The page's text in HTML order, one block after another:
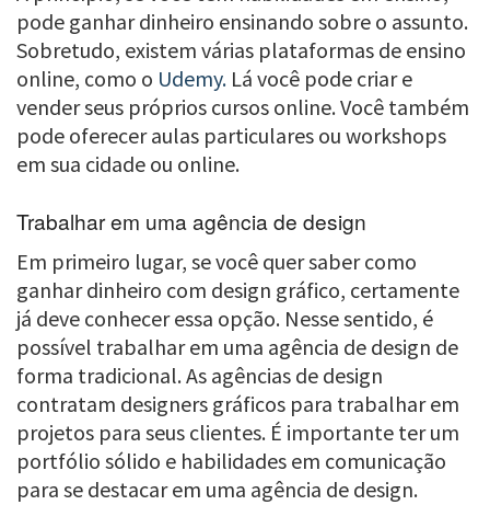
pode ganhar dinheiro ensinando sobre o assunto.
Sobretudo, existem várias plataformas de ensino
online, como o Udemy. Lá você pode criar e
vender seus próprios cursos online. Você também
pode oferecer aulas particulares ou workshops
em sua cidade ou online.
Trabalhar em uma agência de design
Em primeiro lugar, se você quer saber como
ganhar dinheiro com design gráfico, certamente
já deve conhecer essa opção. Nesse sentido, é
possível trabalhar em uma agência de design de
forma tradicional. As agências de design
contratam designers gráficos para trabalhar em
projetos para seus clientes. É importante ter um
portfólio sólido e habilidades em comunicação
para se destacar em uma agência de design.